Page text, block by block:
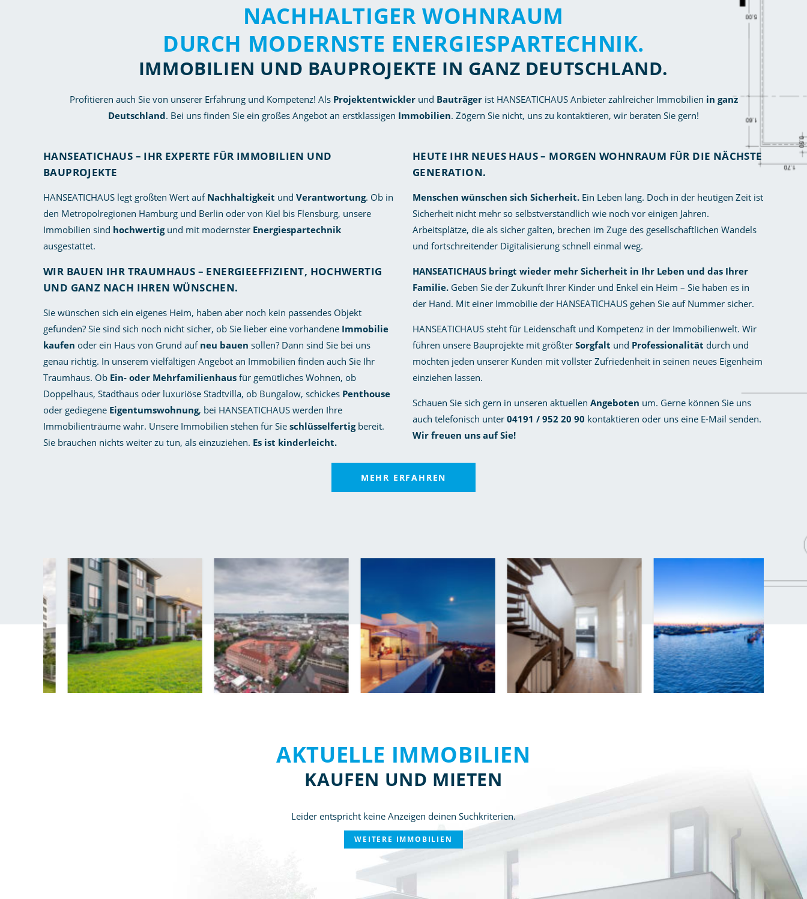
NACHHALTIGER WOHNRAUM
DURCH MODERNSTE ENERGIESPARTECHNIK.
IMMOBILIEN UND BAUPROJEKTE IN GANZ DEUTSCHLAND.
Profitieren auch Sie von unserer Erfahrung und Kompetenz! Als Projektentwicklerund Bauträgerist HANSEATICHAUS Anbieter zahlreicher Immobilien in ganz
Deutschland. Bei uns finden Sie ein großes Angebot an erstklassigen Immobilien. Zögern Sie nicht, uns zu kontaktieren, wir beraten Sie gern!
HANSEATICHAUS – IHR EXPERTE FÜR IMMOBILIEN UND
BAUPROJEKTE
HANSEATICHAUS legt größten Wert auf Nachhaltigkeit und Verantwortung. Ob in
den Metropolregionen Hamburg und Berlin oder von Kiel bis Flensburg, unsere
Immobilien sind hochwertigund mit modernster Energiespartechnik
ausgestattet.
WIR BAUEN IHR TRAUMHAUS – ENERGIEEFFIZIENT, HOCHWERTIG
UND GANZ NACH IHREN WÜNSCHEN.
Sie wünschen sich ein eigenes Heim, haben aber noch kein passendes Objekt
gefunden? Sie sind sich noch nicht sicher, ob Sie lieber eine vorhandene Immobilie
kaufen oder ein Haus von Grund auf neu bauen sollen? Dann sind Sie bei uns
genau richtig. In unserem vielfältigen Angebot an Immobilien finden auch Sie Ihr
Traumhaus. Ob Ein- oder Mehrfamilienhaus für gemütliches Wohnen, ob
Doppelhaus, Stadthaus oder luxuriöse Stadtvilla, ob Bungalow, schickes Penthouse
oder gediegene Eigentumswohnung, bei HANSEATICHAUS werden Ihre
Immobilienträume wahr. Unsere Immobilien stehen für Sie schlüsselfertigbereit.
Sie brauchen nichts weiter zu tun, als einzuziehen. Es ist kinderleicht.
HEUTE IHR NEUES HAUS – MORGEN WOHNRAUM FÜR DIE NÄCHSTE
GENERATION.
Menschen wünschen sich Sicherheit. Ein Leben lang. Doch in der heutigen Zeit ist
Sicherheit nicht mehr so selbstverständlich wie noch vor einigen Jahren.
Arbeitsplätze, die als sicher galten, brechen im Zuge des gesellschaftlichen Wandels
und fortschreitender Digitalisierung schnell einmal weg.
HANSEATICHAUS bringt wieder mehr Sicherheit in Ihr Leben und das Ihrer
Familie. Geben Sie der Zukunft Ihrer Kinder und Enkel ein Heim – Sie haben es in
der Hand. Mit einer Immobilie der HANSEATICHAUS gehen Sie auf Nummer sicher.
HANSEATICHAUS steht für Leidenschaft und Kompetenz in der Immobilienwelt. Wir
führen unsere Bauprojekte mit größter Sorgfalt und Professionalität durch und
möchten jeden unserer Kunden mit vollster Zufriedenheit in seinen neues Eigenheim
einziehen lassen.
Schauen Sie sich gern in unseren aktuellen Angeboten um. Gerne können Sie uns
auch telefonisch unter 04191 / 952 20 90 kontaktieren oder uns eine E-Mail senden.
Wir freuen uns auf Sie!
MEHR ERFAHREN
AKTUELLE IMMOBILIEN
KAUFEN UND MIETEN
Leider entspricht keine Anzeigen deinen Suchkriterien.
WEITERE IMMOBILIEN